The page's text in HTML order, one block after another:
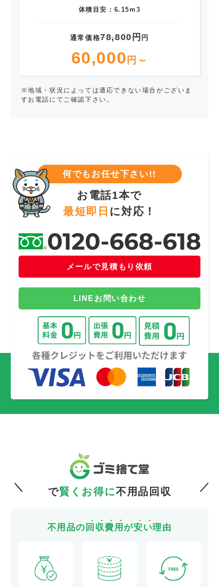
体積目安：6.15m3
通常価格78,800円円
60,000 円～
※地域・状況によっては適応できない場合がございま
すお電話にてご確認下さい。
何でもお任せ下さい!!
お電話1本で
最短即日 に対応！
メールで見積もり依頼
LINEお問い合わせ
で賢くお得に不用品回収
不用品の 回 収費用 が安い理由